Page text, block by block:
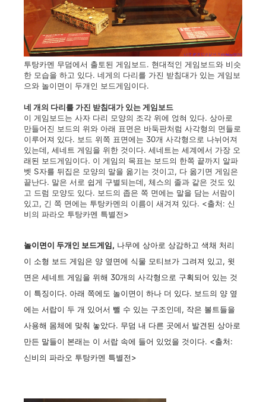
투탕카멘 무덤에서 출토된 게임보드. 현대적인 게임보드와 비슷
한 모습을 하고 있다. 네게의 다리를 가진 받침대가 있는 게임보
으와 놀이면이 두개인 보드게임이다.
네 개의 다리를 가진 받침대가 있는 게임보드
이 게임보드는 사자 다리 모양의 조각 위에 얹혀 있다. 상아로
만들어진 보드의 위와 아래 표면은 바둑판처럼 사각형의 면들로
이루어져 있다. 보드 위쪽 표면에는 30개 사각형으로 나뉘어져
있는데, 세네트 게임을 위한 것이다. 세네트는 세계에서 가장 오
래된 보드게임이다. 이 게임의 목표는 보드의 한쪽 끝까지 알파
벳 S자를 뒤집은 모양의 말을 옮기는 것이고, 다 옮기면 게임은
끝난다. 말은 서로 쉽게 구별되는데, 체스의 졸과 같은 것도 있
고 드럼 모양도 있다. 보드의 좁은 쪽 면에는 말을 담는 서람이
있고, 긴 쪽 면에는 투탕카멘의 이름이 새겨져 있다. <출처: 신
비의 파라오 투탕카멘 특별전>
놀이면이 두개인 보드게임, 나무에 상아로 상감하고 색채 처리
이 소형 보드 게임은 양 옆면에 식물 모티브가 그려져 있고, 윗
면은 세네트 게임을 위해 30개의 사각형으로 구획되어 있는 것
이 특징이다. 아래 쪽에도 놀이면이 하나 더 있다. 보드의 양 옆
에는 서랍이 두 개 있어서 뺄 수 있는 구조인데, 작은 볼트들을
사용해 몸체에 맞춰 놓았다. 무덤 내 다른 곳에서 발견된 상아로
만든 말들이 본래는 이 서랍 속에 들어 있었을 것이다. <출처:
신비의 파라오 투탕카멘 특별전>